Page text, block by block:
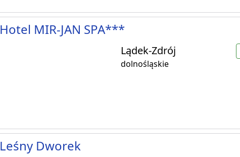
Hotel MIR-JAN SPA***
Lądek-Zdrój
dolnośląskie
Leśny Dworek